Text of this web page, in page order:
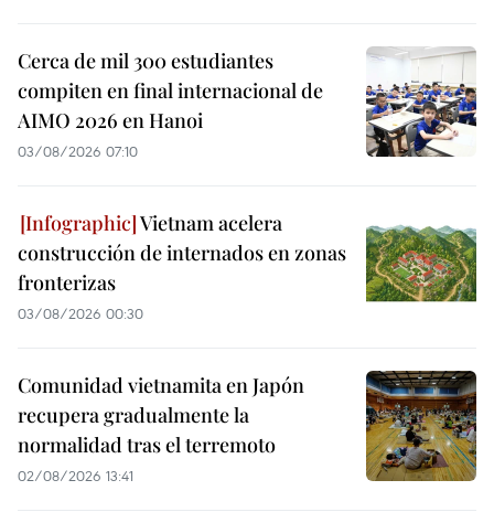
Cerca de mil 300 estudiantes
compiten en final internacional de
AIMO 2026 en Hanoi
03/08/2026 07:10
Vietnam acelera
construcción de internados en zonas
fronterizas
03/08/2026 00:30
Comunidad vietnamita en Japón
recupera gradualmente la
normalidad tras el terremoto
02/08/2026 13:41